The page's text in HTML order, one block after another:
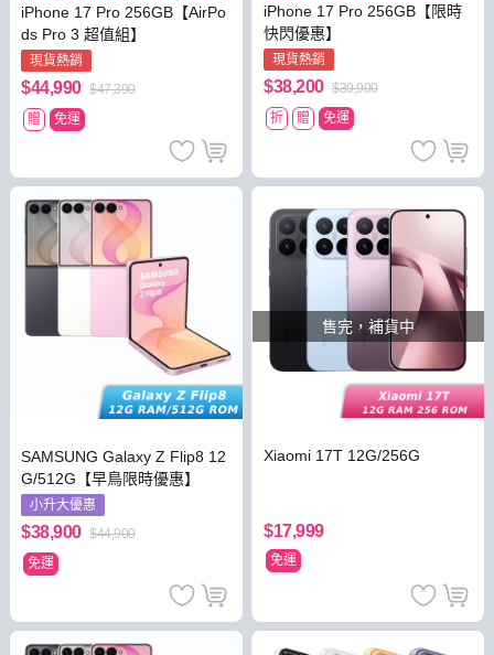
iPhone 17 Pro 256GB【AirPo
ds Pro 3 超值組】
現貨熱銷
$44,990 $47,390
贈
免運
iPhone 17 Pro 256GB【限時
快閃優惠】
現貨熱銷
$38,200 $39,900
折
贈 免運
SAMSUNG Galaxy Z Flip8 12
G/512G【早鳥限時優惠】
小升大優惠
$38,900 $44,900
免運
售完，補貨中
Xiaomi 17T 12G/256G
$17,999
免運